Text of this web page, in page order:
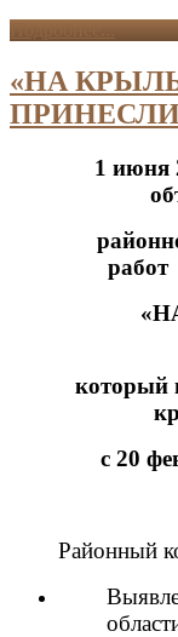
Подробнее...
«НА
1 июня
работ
который
с 20
Районный